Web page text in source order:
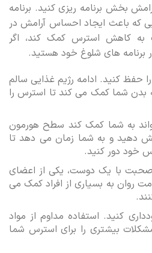
بخش برنامه ریزی کنید. برنامه
که باعث ایجاد احساس آرامش در
کاهش استرس کمک کند، اگر
های شلوغ خود هستید.
حفظ کنید. ادامه رژیم غذایی سالم
بدن شما کمک می کند تا استرس را
به شما کمک کند سطح هورمون
دهید و به شما زمان می دهد تا
خود دور کنید.
با یک دوست، یکی از اعضای
روان به بسیاری از افراد کمک می
کنید. استفاده مداوم از مواد
بیشتری را برای استرس شما